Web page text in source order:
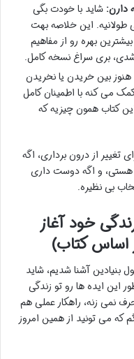
دارن: شاید با خودت بگی
طولانیه. این خلاصه بهت
بهره رو از مفاهیم
بری سراغ نسخه کامل.
هنوز بین خریدن یا نخریدن
می کنه با اطمینان کامل
کتاب همون چیزیه که
از درون برداری، اگه
هستی، و اگه دوست داری
بی نظیره.
خود آغاز
اساس کتاب)
بنیادین آشنا شدیم، شاید
این ایده ها رو تو زندگی
نمی زنه، راهکار عملی هم
که می تونید از همین امروز